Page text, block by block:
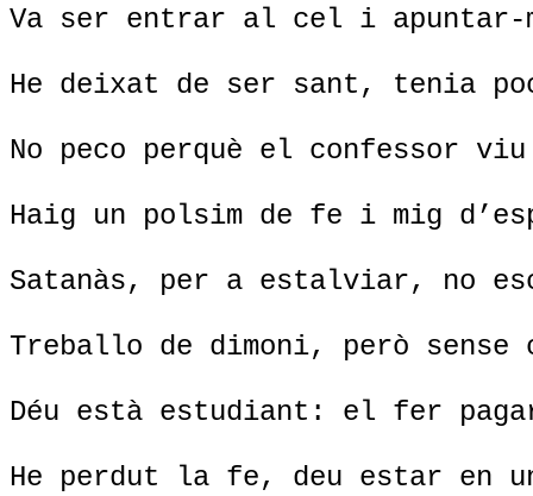
Va ser entrar al cel i apuntar-
He deixat de ser sant, tenia
No peco perquè el confessor
Haig un polsim de fe i mig
Satanàs, per a estalviar, no
Treballo de dimoni, però sense
Déu està estudiant: el fer
He perdut la fe, deu estar en